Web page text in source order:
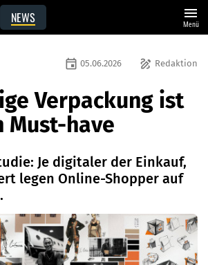
NEWS menu
Menü
draw Redaktion
event 05.06.2026
Verpackung ist
Must-have
Je digitaler der Einkauf,
legen Online-Shopper auf